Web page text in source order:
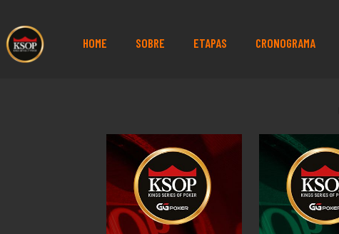
HOME SOBRE ETAPAS CRONOGRAMA